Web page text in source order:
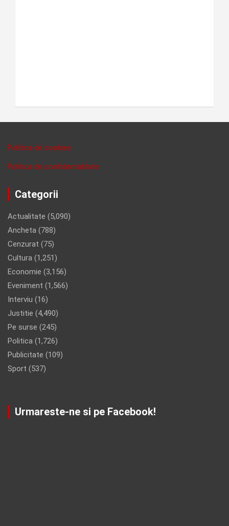
Politica de cookies
Politica de confidentalitate
Categorii
Actualitate (5,090)
Ancheta (788)
Cenzurat (75)
Cultura (1,251)
Economie (3,156)
Eveniment (1,566)
Interviu (16)
Justitie (4,490)
Pe surse (245)
Politica (1,726)
Publicitate (109)
Sport (537)
Urmareste-ne si pe Facebook!